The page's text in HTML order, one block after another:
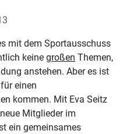
mit dem Sportausschuss
keine großen Themen,
anstehen. Aber es ist
einen
kommen. Mit Eva Seitz
Mitglieder im
ein gemeinsames